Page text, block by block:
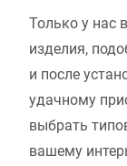
Только у нас
изделия,
и после
удачному
выбрать
вашему